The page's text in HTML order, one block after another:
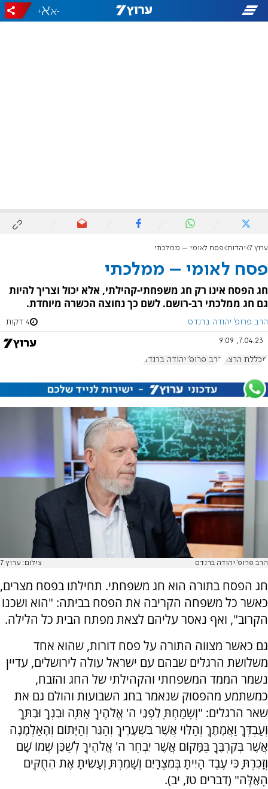
-
+
ערוץ 7 יהדות פסח לאומי – ממלכתי
פסח לאומי – ממלכתי
חג הפסח אינו רק חג משפחתי-קהילתי, אלא יכול וצריך להיות
גם חג ממלכתי רב-רושם. לשם כך נחוצה הכשרה מיוחדת.
הרב פרופ' יהודה ברנדס 4 דקות
7.04.23, 9:09
מכללת הרצוג הרב פרופ' יהודה ברנדס
הרב פרופ' יהודה ברנדס צילום: ערוץ 7
חג הפסח בתורה הוא חג משפחתי. תחילתו בפסח מצרים,
כאשר כל משפחה הקריבה את הפסח בביתה: "הוא ושכנו
הקרוב", ואף נאסר עליהם לצאת מפתח הבית כל הלילה.
גם כאשר מצווה התורה על פסח דורות, שהוא אחד
משלושת הרגלים שבהם עם ישראל עולה לירושלים, עדיין
נשמר הממד המשפחתי והקהילתי של החג והזבח,
כמשתמע מהפסוק שנאמר בחג השבועות והולם גם את
שאר הרגלים: "וְשָׂמַחְתָּ לִפְנֵי ה' אֱלֹהֶיךָ אַתָּה וּבִנְךָ וּבִתֶּךָ
וְעַבְדְּךָ וַאֲמָתֶךָ וְהַלֵּוִי אֲשֶׁר בִּשְׁעָרֶיךָ וְהַגֵּר וְהַיָּתוֹם וְהָאַלְמָנָה
אֲשֶׁר בְּקִרְבֶּךָ בַּמָּקוֹם אֲשֶׁר יִבְחַר ה' אֱלֹהֶיךָ לְשַׁכֵּן שְׁמוֹ שָׁם
וְזָכַרְתָּ כִּי עֶבֶד הָיִיתָ בְּמִצְרָיִם וְשָׁמַרְתָּ וְעָשִׂיתָ אֶת הַחֻקִּים
הָאֵלֶּה" (דברים טז, יב).